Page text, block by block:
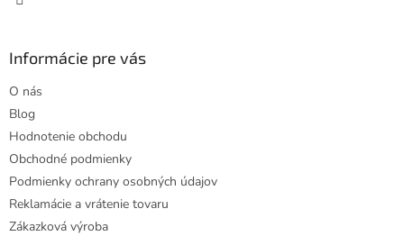
Informácie pre vás
O nás
Blog
Hodnotenie obchodu
Obchodné podmienky
Podmienky ochrany osobných údajov
Reklamácie a vrátenie tovaru
Zákazková výroba